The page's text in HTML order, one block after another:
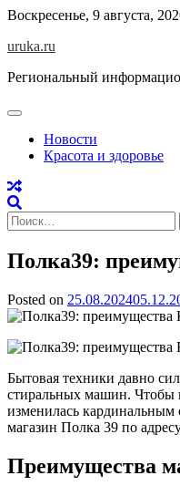
Skip
content
Воскресенье, 9 августа,
uruka.ru
Региональный
Новости
Красота и здоровье
Найти:
Полка39:
Posted on 25.08.2024
Бытовая техники давно
стиральных машин. Чтобы
изменилась
магазин Полка 39 по
Преимущества